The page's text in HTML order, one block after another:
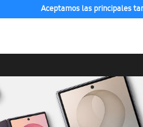
Aceptamos las principales